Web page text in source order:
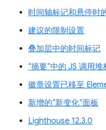
时间轴标记和悬停时
建议的限制设置
叠加层中的时间标记
“摘要”中的 JS 调用
徽章设置已移至
新增的“新变化”面板
Lighthouse 12.3.0